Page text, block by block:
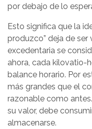
por debajo de lo
Esto significa que la
produzco” deja de ser
excedentaria se
ahora, cada kilovatio-
balance horario. Por
más grandes que el
razonable como
su valor, debe
almacenarse.